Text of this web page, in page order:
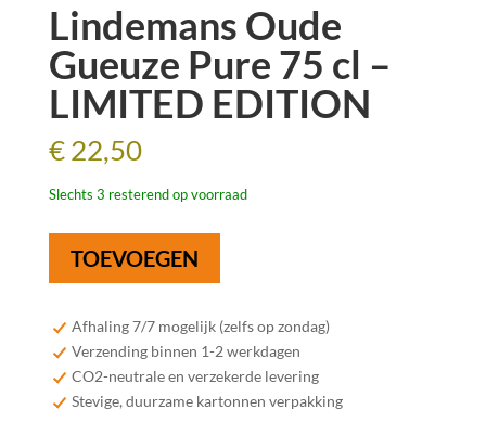
Lindemans Oude
Gueuze Pure 75 cl –
LIMITED EDITION
€22,50
Slechts 3 resterend op voorraad
Oude
Pure
75
TOEVOEGEN
Afhaling 7/7 mogelijk (zelfs op zondag)
Verzending binnen 1-2 werkdagen
CO2-neutrale en verzekerde levering
Stevige, duurzame kartonnen verpakking